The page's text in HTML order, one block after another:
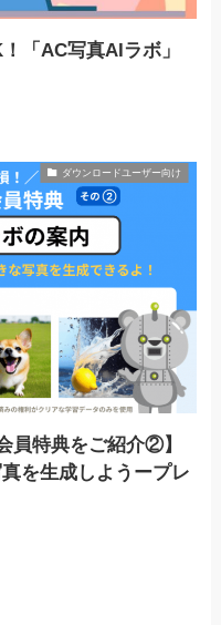
「AC写真AIラボ」
ダウンロードユーザー向け
員特典をご紹介②】
を生成しようープレ